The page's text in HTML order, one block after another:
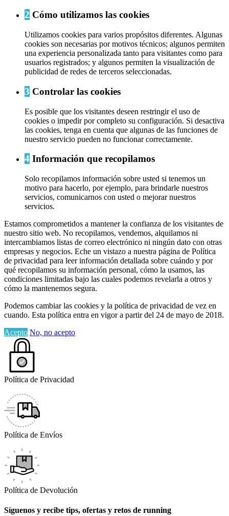
2 Cómo utilizamos las cookies
Utilizamos cookies para varios propósitos diferentes. Algunas
cookies son necesarias por motivos técnicos; algunos permiten
una experiencia personalizada tanto para visitantes como para
usuarios registrados; y algunos permiten la visualización de
publicidad de redes de terceros seleccionadas.
3 Controlar las cookies
Es posible que los visitantes deseen restringir el uso de
cookies o impedir por completo su configuración. Si desactiva
las cookies, tenga en cuenta que algunas de las funciones de
nuestro servicio pueden no funcionar correctamente.
4 Información que recopilamos
Solo recopilamos información sobre usted si tenemos un
motivo para hacerlo, por ejemplo, para brindarle nuestros
servicios, comunicarnos con usted o mejorar nuestros
servicios.
Estamos comprometidos a mantener la confianza de los visitantes de
nuestro sitio web. No recopilamos, vendemos, alquilamos ni
intercambiamos listas de correo electrónico ni ningún dato con otras
empresas y negocios. Eche un vistazo a nuestra página de Política
de privacidad para leer información detallada sobre cuándo y por
qué recopilamos su información personal, cómo la usamos, las
condiciones limitadas bajo las cuales podemos revelarla a otros y
cómo la mantenemos segura.
Podemos cambiar las cookies y la política de privacidad de vez en
cuando. Esta política entra en vigor a partir del 24 de mayo de 2018.
Acepto No, no acepto
Política de Privacidad
Política de Envíos
Política de Devolución
Síguenos y recibe tips, ofertas y retos de running